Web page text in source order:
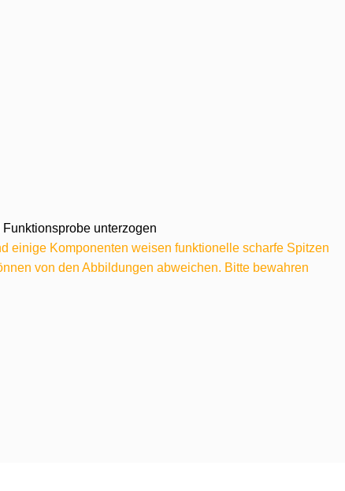
unterzogen
einige Komponenten weisen funktionelle scharfe Spitzen
von den Abbildungen abweichen. Bitte bewahren